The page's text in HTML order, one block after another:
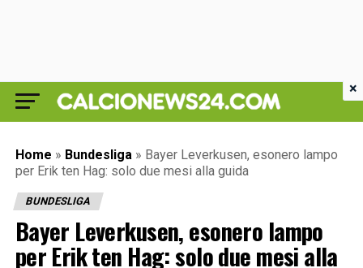
Home » Bundesliga » Bayer Leverkusen, esonero lampo
per Erik ten Hag: solo due mesi alla guida
BUNDESLIGA
Bayer Leverkusen, esonero lampo
per Erik ten Hag: solo due mesi alla
×